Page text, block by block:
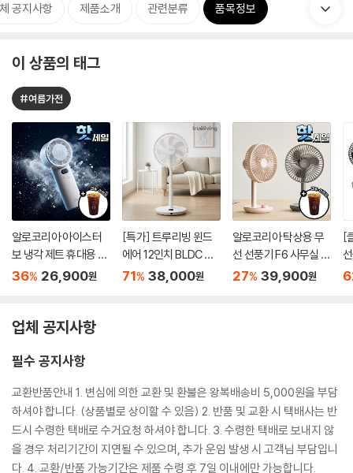
공지사항 제품소개 관련분류 품목정보
이 상품의 태그
#여름가전
알로코리아 아이스터
보 냉각 제트 휴대용 선
풍기 FA3 미니 핸디 손
36% 26,900원
[특가] 트루리빙 윈드
에어 12인치 BLDC 선
풍기 TLF-F1201
71% 38,000원
알로코리아 탁상용 무
선 선풍기 F6 사무실 소
형 책상 미니 휴대용 캠
27% 39,900원
[
업체 공지사항
필수 공지사항
교환반품안내 1. 변심에 의한 교환 및 환불은 왕복배송비 5,000원을 부담
하셔야 합니다. (상품별로 상이할 수 있음) 2. 반품 및 교환 시 택배사는 반
드시 수령한 택배로 수거요청 하셔야 합니다. 3. 수령한 택배로 보내지 않
을 경우 처리기간이 지연될 수 있으며, 추가 운임 발생 시 고객님 부담입니
다. 4. 교환/반품 가능기간은 제품 수령 후 7일 이내에만 가능합니다.